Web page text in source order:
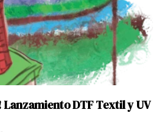
Lanzamiento DTF Textil y UV